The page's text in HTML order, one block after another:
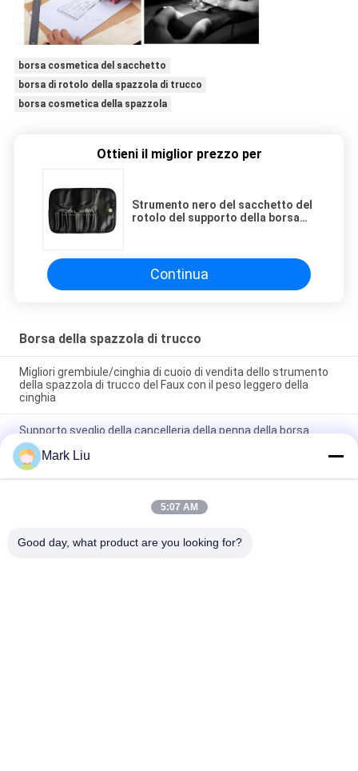
borsa cosmetica del sacchetto
borsa di rotolo della spazzola di trucco
borsa cosmetica della spazzola
Ottieni il miglior prezzo per
Strumento nero del sacchetto del
rotolo del supporto della borsa
viaggio
Continua
Borsa della spazzola di trucco
Migliori grembiule/cinghia di cuoio di vendita dello strumento
della spazzola di trucco del Faux con il peso leggero della
cinghia
Supporto sveglio della cancelleria della penna della borsa
cosmetica di trucco di viaggio della chiusura della chiusura
lampo della banda di Wave del sacchetto dell'astuccio per le
matite dell'unità di elaborazione
Borsa professionale di stoccaggio della matita della penna del
supporto dell'articolo da toeletta del sacchetto del rotolo della
Mark Liu
5:07 AM
Good day, what product are you looking for?